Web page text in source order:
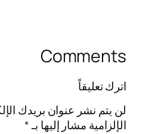
Comments
اترك تعليقاً
لن يتم نشر عنوان بريدك
الإلزامية مشار إليها بـ*